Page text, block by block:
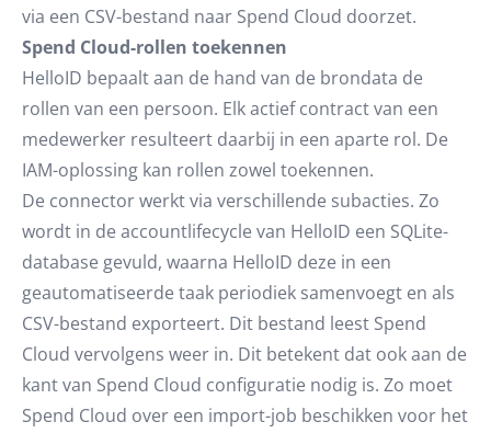
via een CSV-bestand naar Spend Cloud doorzet.
Spend Cloud-rollen toekennen
HelloID bepaalt aan de hand van de brondata de
rollen van een persoon. Elk actief contract van een
medewerker resulteert daarbij in een aparte rol. De
IAM-oplossing kan rollen zowel toekennen.
De connector werkt via verschillende subacties. Zo
wordt in de accountlifecycle van HelloID een SQLite-
database gevuld, waarna HelloID deze in een
geautomatiseerde taak periodiek samenvoegt en als
CSV-bestand exporteert. Dit bestand leest Spend
Cloud vervolgens weer in. Dit betekent dat ook aan de
kant van Spend Cloud configuratie nodig is. Zo moet
Spend Cloud over een import-job beschikken voor het